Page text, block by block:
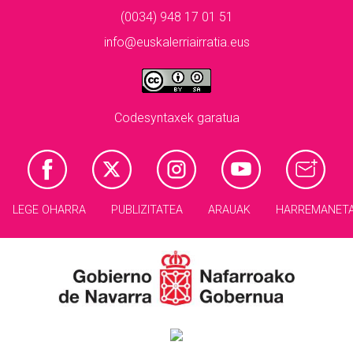
(0034) 948 17 01 51
info@euskalerriairratia.eus
Codesyntaxek garatua
LEGE OHARRA PUBLIZITATEA ARAUAK